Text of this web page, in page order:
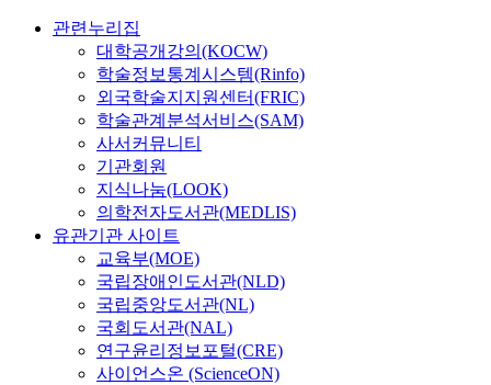
관련누리집
대학공개강의(KOCW)
학술정보통계시스템(Rinfo)
외국학술지지원센터(FRIC)
학술관계분석서비스(SAM)
사서커뮤니티
기관회원
지식나눔(LOOK)
의학전자도서관(MEDLIS)
유관기관 사이트
교육부(MOE)
국립장애인도서관(NLD)
국립중앙도서관(NL)
국회도서관(NAL)
연구윤리정보포털(CRE)
사이언스온 (ScienceON)